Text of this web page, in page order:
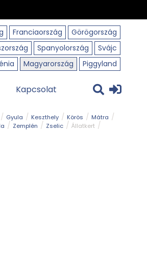
Franciaország
Görögország
Spanyolország
Svájc
Magyarország Piggyland
Kapcsolat
Gyula Keszthely Körös
Mátra
Zemplén Zselic
Állatkert